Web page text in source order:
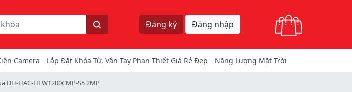
Tìm kiếm
Đăng ký Đăng nhập
Camera Lắp Đặt Khóa Từ, Vân Tay Phan Thiết Giá Rẻ Đẹp Năng Lượng Mặt Trời
DH-HAC-HFW1200CMP-S5 2MP